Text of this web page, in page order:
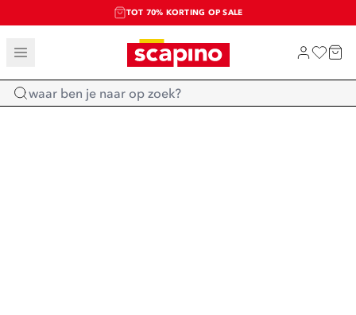
TOT 70% KORTING OP SALE
SALE: LAATSTE KANS!
SHOP NIEUW
Home